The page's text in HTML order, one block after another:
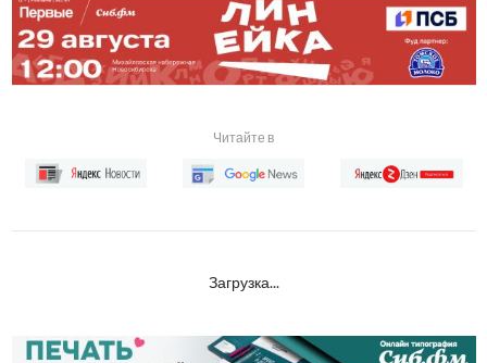
Читайте в
Загрузка...